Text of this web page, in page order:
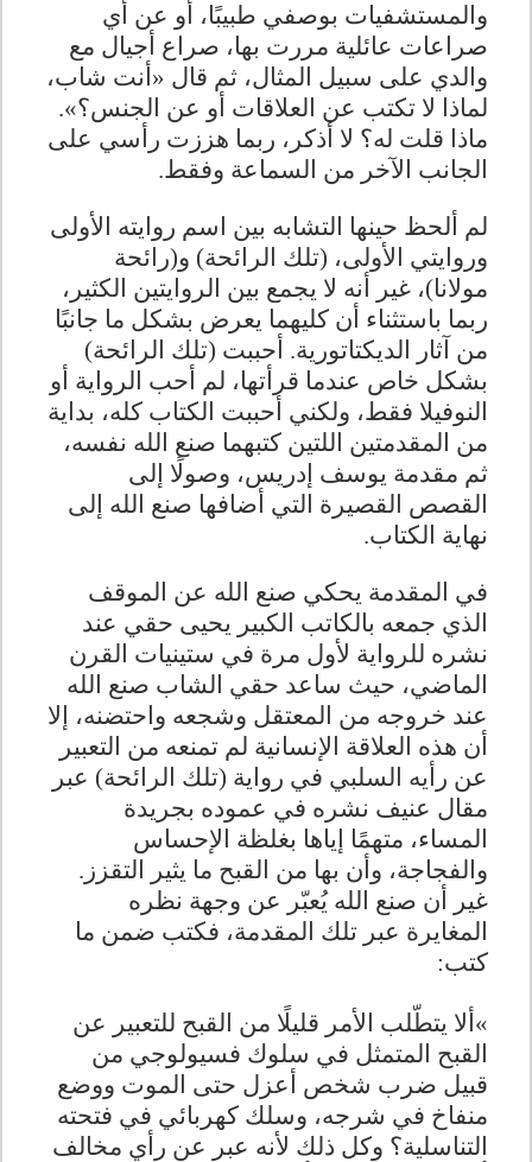
والمستشفيات بوصفي طبيبًا، أو عن أي
صراعات عائلية مررت بها، صراع أجيال مع
والدي على سبيل المثال، ثم قال «أنت شاب،
لماذا لا تكتب عن العلاقات أو عن الجنس؟».
ماذا قلت له؟ لا أذكر، ربما هززت رأسي على
الجانب الآخر من السماعة وفقط.
لم ألحظ حينها التشابه بين اسم روايته الأولى
وروايتي الأولى، (تلك الرائحة) و(رائحة
مولانا)، غير أنه لا يجمع بين الروايتين الكثير،
ربما باستثناء أن كليهما يعرض بشكل ما جانبًا
من آثار الديكتاتورية. أحببت (تلك الرائحة)
بشكل خاص عندما قرأتها، لم أحب الرواية أو
النوفيلا فقط، ولكني أحببت الكتاب كله، بداية
من المقدمتين اللتين كتبهما صنع الله نفسه،
ثم مقدمة يوسف إدريس، وصولًا إلى
القصص القصيرة التي أضافها صنع الله إلى
نهاية الكتاب.
في المقدمة يحكي صنع الله عن الموقف
الذي جمعه بالكاتب الكبير يحيى حقي عند
نشره للرواية لأول مرة في ستينيات القرن
الماضي، حيث ساعد حقي الشاب صنع الله
عند خروجه من المعتقل وشجعه واحتضنه، إلا
أن هذه العلاقة الإنسانية لم تمنعه من التعبير
عن رأيه السلبي في رواية (تلك الرائحة) عبر
مقال عنيف نشره في عموده بجريدة
المساء، متهمًا إياها بغلظة الإحساس
والفجاجة، وأن بها من القبح ما يثير التقزز.
غير أن صنع الله يُعبّر عن وجهة نظره
المغايرة عبر تلك المقدمة، فكتب ضمن ما
كتب:
« ألا يتطّلب الأمر قليلًا من القبح للتعبير عن
القبح المتمثل في سلوك فسيولوجي من
قبيل ضرب شخص أعزل حتى الموت ووضع
منفاخ في شرجه، وسلك كهربائي في فتحته
التناسلية؟ وكل ذلك لأنه عبر عن رأي مخالف